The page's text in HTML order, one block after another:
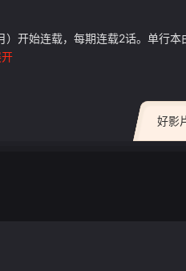
开始连载，每期连载2话。单行本
好影